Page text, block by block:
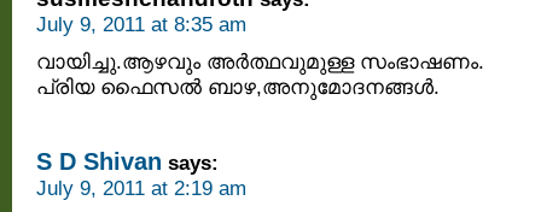
July 9, 2011 at 8:35 am
വായിച്ചു.ആഴവും അര്‍ത്ഥവുമുള്ള സംഭാഷണം.
പ്രിയ ഫൈസല്‍ ബാഴ,അനുമോദനങ്ങള്‍.
S D Shivan says:
July 9, 2011 at 2:19 am